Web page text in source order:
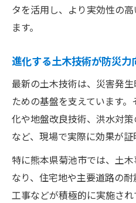
タを活用し、より実効性の
ます。
進化する土木技術が防災
最新の土木技術は、災害発
ための基盤を支えています
化や地盤改良技術、洪水対
など、現場で実際に効果が証
特に熊本県菊池市では、土
なり、住宅地や主要道路の
工事などが積極的に実施さ